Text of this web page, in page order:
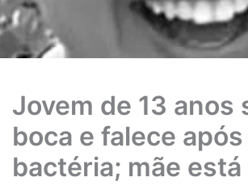
Jovem de 13
boca e falece após
bactéria; mãe